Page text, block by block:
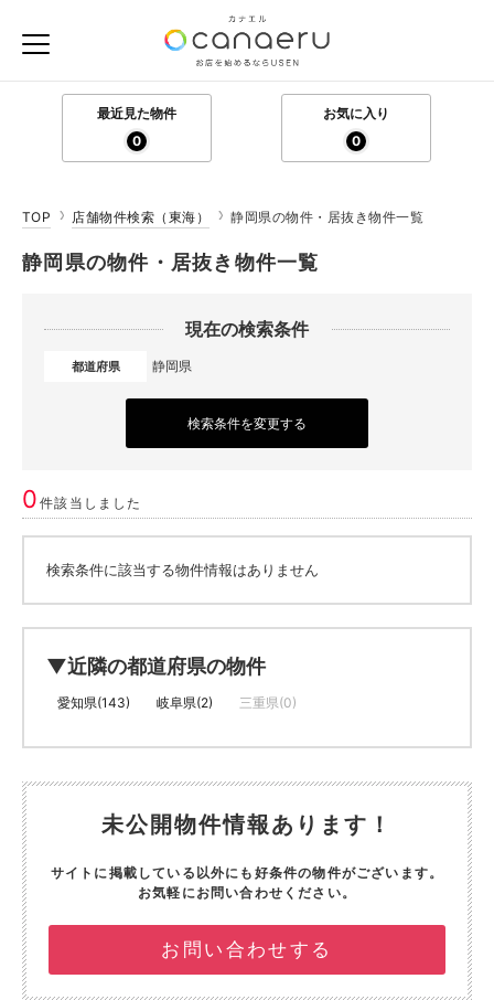
最近見た物件
0
お気に入り
0
TOP 店舗物件検索（東海） 静岡県の物件・居抜き物件一覧
静岡県の物件・居抜き物件一覧
現在の検索条件
都道府県 静岡県
検索条件を変更する
0件該当しました
検索条件に該当する物件情報はありません
▼近隣の都道府県の物件
愛知県(143) 岐阜県(2) 三重県(0)
未公開物件情報あります！
サイトに掲載している以外にも好条件の物件がございます。
お気軽にお問い合わせください。
お問い合わせする